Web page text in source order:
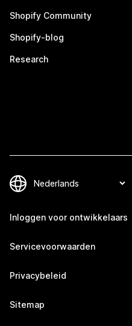
Shopify Community
Shopify-blog
Research
Inloggen voor ontwikkelaars
Servicevoorwaarden
Privacybeleid
Sitemap